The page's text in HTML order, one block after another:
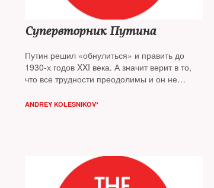
Супервторник Путина
Путин решил «обнулиться» и править до
1930-х годов XXI века. А значит верит в то,
что все трудности преодолимы и он не
корыта российской экономики.
ANDREY KOLESNIKOV*